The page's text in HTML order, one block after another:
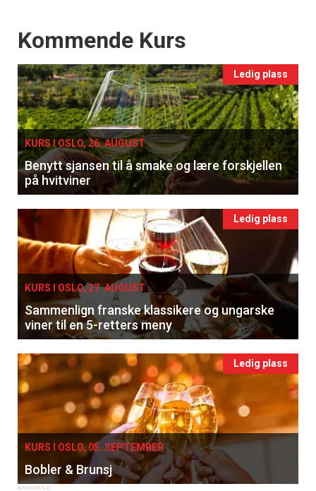
Events
Kommende Kurs
Ledig plass
KURS I OSLO, 26. AUGUST
Benytt sjansen til å smake og lære forskjellen
på hvitviner
Ledig plass
KURS I OSLO, 27. AUGUST
Sammenlign franske klassikere og ungarske
viner til en 5-retters meny
Ledig plass
KURS I OSLO, 05. SEPTEMBER
Bobler & Brunsj